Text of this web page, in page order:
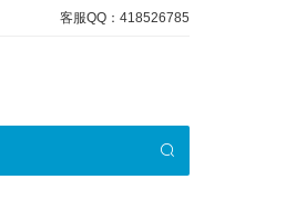
客服QQ：418526785